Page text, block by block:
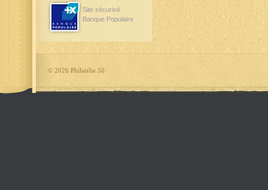
Site sécurisé
Banque Populaire
© 2026 Philatélie 50